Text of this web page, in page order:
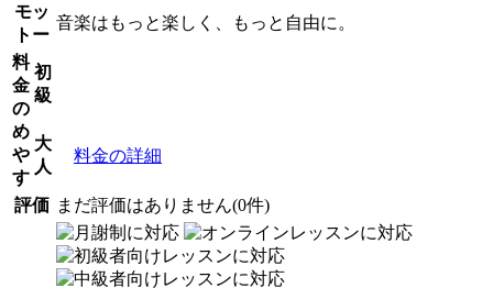
モッ
トー
音楽はもっと楽しく、もっと自由に。
料
金
の
め
や
す
初
級
大
人
料金の詳細
評価 まだ評価はありません(0件)